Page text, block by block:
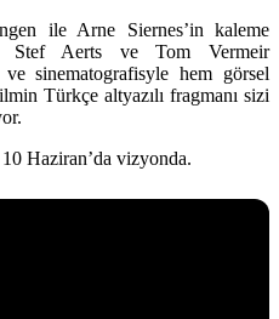
ile Arne Siernes’in kaleme
Stef Aerts ve Tom Vermeir
sinematografisyle hem görsel
Türkçe altyazılı fragmanı sizi
Haziran’da vizyonda.